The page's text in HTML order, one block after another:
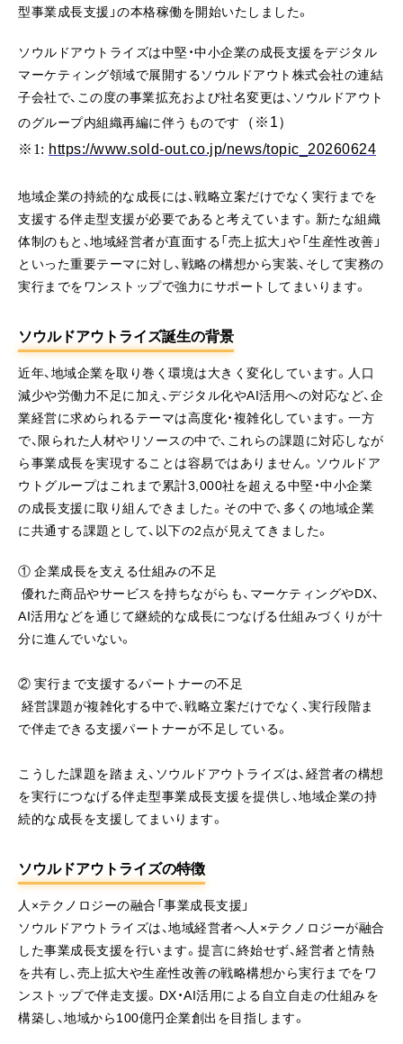
型事業成長支援」の本格稼働を開始いたしました。
ソウルドアウトライズは中堅・中小企業の成長支援をデジタル
マーケティング領域で展開するソウルドアウト株式会社の連結
子会社で、この度の事業拡充および社名変更は、ソウルドアウト
のグループ内組織再編に伴うものです （※1）
※ 1: https://www.sold-out.co.jp/news/topic_20260624
地域企業の持続的な成長には、戦略立案だけでなく実行までを
支援する伴走型支援が必要であると考えています。新たな組織
体制のもと、地域経営者が直面する「売上拡大」や「生産性改善」
といった重要テーマに対し、戦略の構想から実装、そして実務の
実行までをワンストップで強力にサポートしてまいります。
ソウルドアウトライズ誕生の背景
近年、地域企業を取り巻く環境は大きく変化しています。人口
減少や労働力不足に加え、デジタル化やAI活用への対応など、企
業経営に求められるテーマは高度化・複雑化しています。一方
で、限られた人材やリソースの中で、これらの課題に対応しなが
ら事業成長を実現することは容易ではありません。ソウルドア
ウトグループはこれまで累計3,000社を超える中堅・中小企業
の成長支援に取り組んできました。その中で、多くの地域企業
に共通する課題として、以下の2点が見えてきました。
① 企業成長を支える仕組みの不足
優れた商品やサービスを持ちながらも、マーケティングやDX、
AI活用などを通じて継続的な成長につなげる仕組みづくりが十
分に進んでいない。
② 実行まで支援するパートナーの不足
経営課題が複雑化する中で、戦略立案だけでなく、実行段階ま
で伴走できる支援パートナーが不足している。
こうした課題を踏まえ、ソウルドアウトライズは、経営者の構想
を実行につなげる伴走型事業成長支援を提供し、地域企業の持
続的な成長を支援してまいります。
ソウルドアウトライズの特徴
人×テクノロジーの融合「事業成長支援」
ソウルドアウトライズは、地域経営者へ人×テクノロジーが融合
した事業成長支援を行います。提言に終始せず、経営者と情熱
を共有し、売上拡大や生産性改善の戦略構想から実行までをワ
ンストップで伴走支援。DX・AI活用による自立自走の仕組みを
構築し、地域から100億円企業創出を目指します。